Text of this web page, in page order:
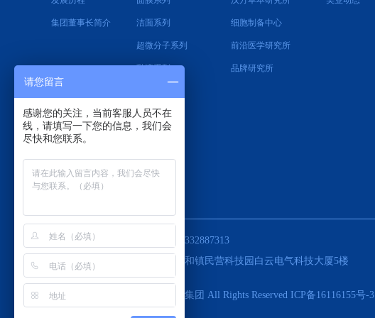
集团董事长简介 洁面系列
超微分子系列
乳液系列
套盒系列
洗护系列
细胞制备中心
前沿医学研究所
品牌研究所
咨询热线：4008945886，13332887313
联系地址：广州市白云区太和镇民营科技园白云电气科技大厦5楼
Copyright © 2024广东美利妆业集团 All Rights Reserved ICP备16116155号-3
请您留言
感谢您的关注，当前客服人员不在
线，请填写一下您的信息，我们会
尽快和您联系。